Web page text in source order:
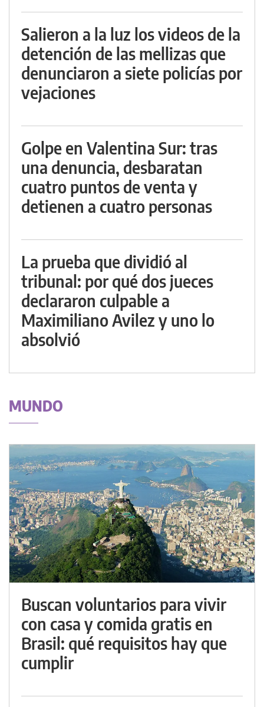
Salieron a la luz los videos de la
detención de las mellizas que
denunciaron a siete policías por
vejaciones
Golpe en Valentina Sur: tras
una denuncia, desbaratan
cuatro puntos de venta y
detienen a cuatro personas
La prueba que dividió al
tribunal: por qué dos jueces
declararon culpable a
Maximiliano Avilez y uno lo
absolvió
MUNDO
Buscan voluntarios para vivir
con casa y comida gratis en
Brasil: qué requisitos hay que
cumplir